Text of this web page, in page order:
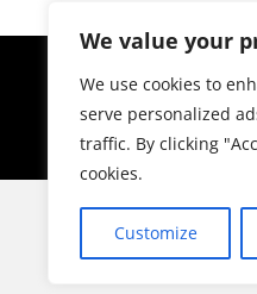
We value your
We use cookies to
serve personalized
traffic. By clicking
cookies.
Customize